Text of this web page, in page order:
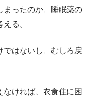
まったのか、睡眠薬の
る。
ではないし、むしろ戻
なければ、衣食住に困